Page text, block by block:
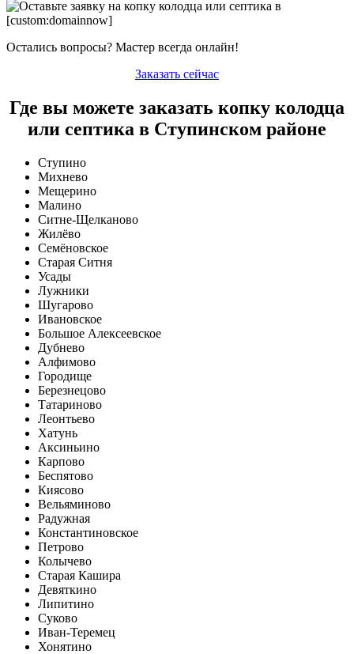
Остались вопросы? Мастер всегда онлайн!
Заказать сейчас
Где вы можете заказать копку колодца
или септика в Ступинском районе
Ступино
Михнево
Мещерино
Малино
Ситне-Щелканово
Жилёво
Семёновское
Старая Ситня
Усады
Лужники
Шугарово
Ивановское
Большое Алексеевское
Дубнево
Алфимово
Городище
Березнецово
Татариново
Леонтьево
Хатунь
Аксиньино
Карпово
Беспятово
Киясово
Вельяминово
Радужная
Константиновское
Петрово
Колычево
Старая Кашира
Девяткино
Липитино
Суково
Иван-Теремец
Хонятино